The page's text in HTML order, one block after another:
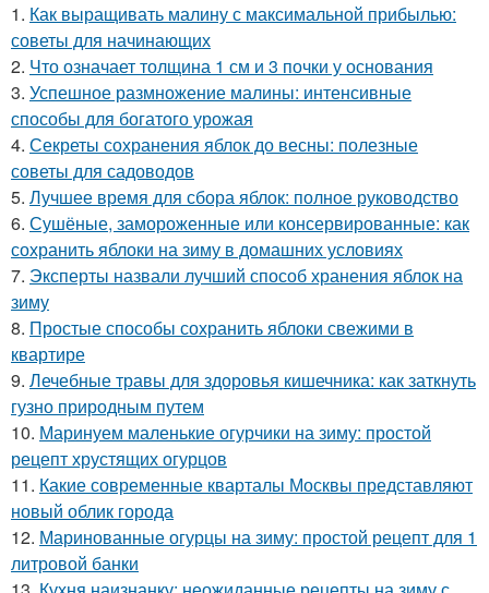
1. Как выращивать малину с максимальной прибылью:
советы для начинающих
2. Что означает толщина 1 см и 3 почки у основания
3. Успешное размножение малины: интенсивные
способы для богатого урожая
4. Секреты сохранения яблок до весны: полезные
советы для садоводов
5. Лучшее время для сбора яблок: полное руководство
6. Сушёные, замороженные или консервированные: как
сохранить яблоки на зиму в домашних условиях
7. Эксперты назвали лучший способ хранения яблок на
зиму
8. Простые способы сохранить яблоки свежими в
квартире
9. Лечебные травы для здоровья кишечника: как заткнуть
гузно природным путем
10. Маринуем маленькие огурчики на зиму: простой
рецепт хрустящих огурцов
11. Какие современные кварталы Москвы представляют
новый облик города
12. Маринованные огурцы на зиму: простой рецепт для 1
литровой банки